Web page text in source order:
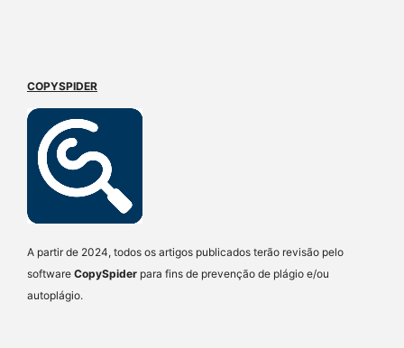
COPYSPIDER
A partir de 2024, todos os artigos publicados terão revisão pelo
software CopySpider para fins de prevenção de plágio e/ou
autoplágio.